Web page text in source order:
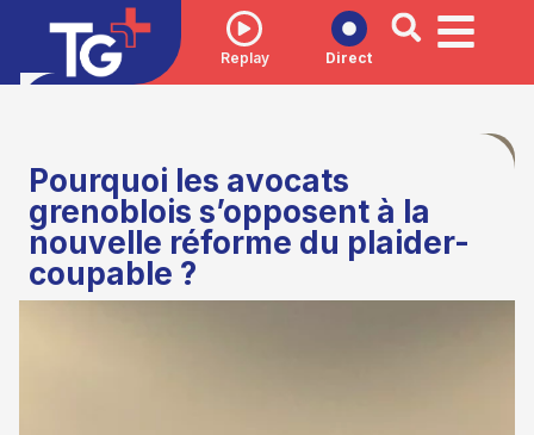
Replay Direct
Pourquoi les avocats
grenoblois s’opposent à la
nouvelle réforme du plaider-
coupable ?